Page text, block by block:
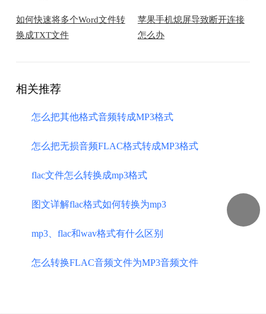
如何快速将多个Word文件转
换成TXT文件
苹果手机熄屏导致断开连接
怎么办
相关推荐
怎么把其他格式音频转成MP3格式
怎么把无损音频FLAC格式转成MP3格式
flac文件怎么转换成mp3格式
图文详解flac格式如何转换为mp3
mp3、flac和wav格式有什么区别
怎么转换FLAC音频文件为MP3音频文件